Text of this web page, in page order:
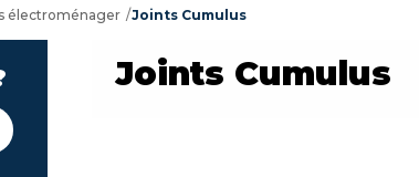
électroménager Joints Cumulus
Joints Cumulus